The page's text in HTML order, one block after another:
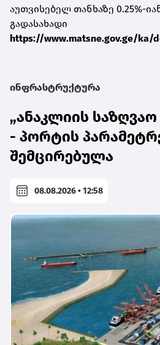
აუთვისებელ თანხაზე 0.25%-
გადასახადი
https://www.matsne.gov.ge/ka/
ინფრასტრუქტურა
„ანაკლიის
- პორტის
შემცირებულა
08.08.2026 • 12:58